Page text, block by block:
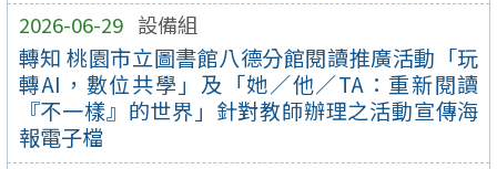
2026-06-29 設備組
轉知 桃園市立圖書館八德分館閱讀推廣活動「玩
轉AI，數位共學」及「她／他／TA：重新閱讀
『不一樣』的世界」針對教師辦理之活動宣傳海
報電子檔